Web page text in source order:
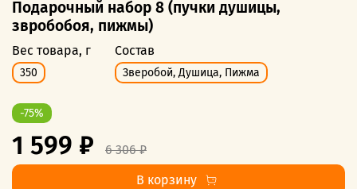
Подарочный набор 8 (пучки душицы,
звробобоя, пижмы)
Вес товара, г
350
Состав
Зверобой, Душица, Пижма
-75%
1 599 ₽
6 306 ₽
В корзину